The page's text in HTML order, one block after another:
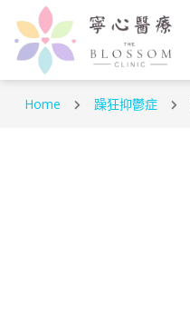
Home 躁狂抑鬱症